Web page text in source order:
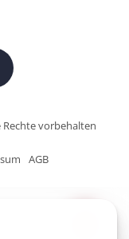
Rechte vorbehalten
AGB